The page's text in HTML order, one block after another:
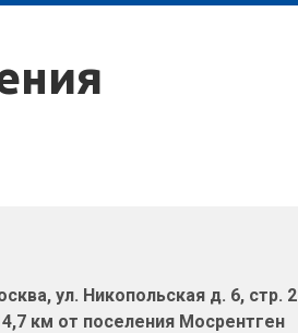
ул. Никопольская д. 6, стр. 2
км от поселения Мосрентген